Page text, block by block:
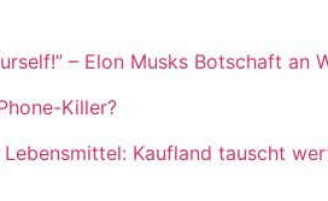
– Elon Musks Botschaft an
Killer?
Lebensmittel: Kaufland tauscht